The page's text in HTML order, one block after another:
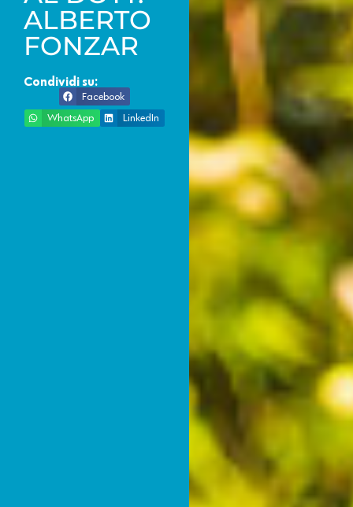
ALBERTO
FONZAR
Condividi su:
Facebook
WhatsApp
LinkedIn